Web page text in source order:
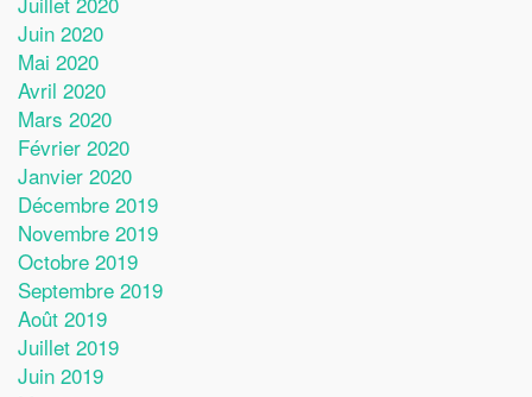
Juin 2020
Mai 2020
Avril 2020
Mars 2020
Février 2020
Janvier 2020
Décembre 2019
Novembre 2019
Octobre 2019
Septembre 2019
Août 2019
Juillet 2019
Juin 2019